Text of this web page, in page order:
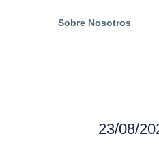
Sobre Nosotros
23/08/